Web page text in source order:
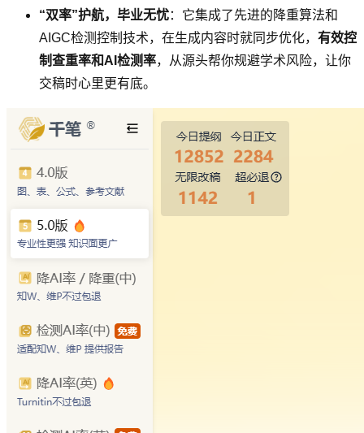
“双率”护航，毕业无忧：它集成了先进的降重算法和
AIGC检测控制技术，在生成内容时就同步优化， 有效控
制查重率和AI检测率，从源头帮你规避学术风险，让你
交稿时心里更有底。